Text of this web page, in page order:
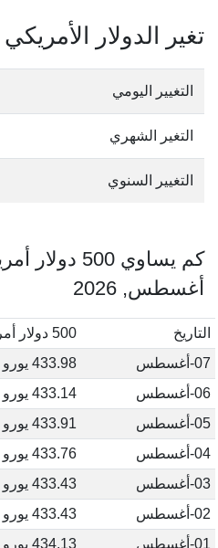
تغير الدولار
التغيير اليومي
التغير الشهري
التغيير السنوي
كم يساوي
أغسطس, 2026
التاريخ
500 دولار أمريكي إلى يورو
07-أغسطس
433.98 يورو
06-أغسطس
433.14 يورو
05-أغسطس
433.91 يورو
04-أغسطس
433.76 يورو
03-أغسطس
433.43 يورو
02-أغسطس
433.43 يورو
01-أغسطس
434.13 يورو